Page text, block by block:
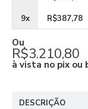
9x
R$387,78
Ou
R$3.210,80
à vista no pix ou
DESCRIÇÃO